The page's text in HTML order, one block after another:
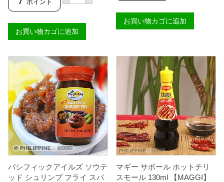
A
O
L
個
7 ポイント
ィ
エ
ス
バ
ゴ
オ
ン
レ
ギ
ュ
ラ
ー
ス
モ
ー
ル
5
0
お買い物カゴに追加
ン
ス
カ
ッ
ド
3
4
【
F
L
O
R
E
N
C
E
お買い物カゴに追加
パシフィックアイルズ ソウテ
ッド シュリンプ フライ スパ
マギー サボール ホットチリ
スモール 130ml 【MAGGI】